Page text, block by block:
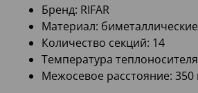
Бренд: RIFAR
Материал: биметаллические
Количество секций: 14
Температура
Межосевое расстояние: